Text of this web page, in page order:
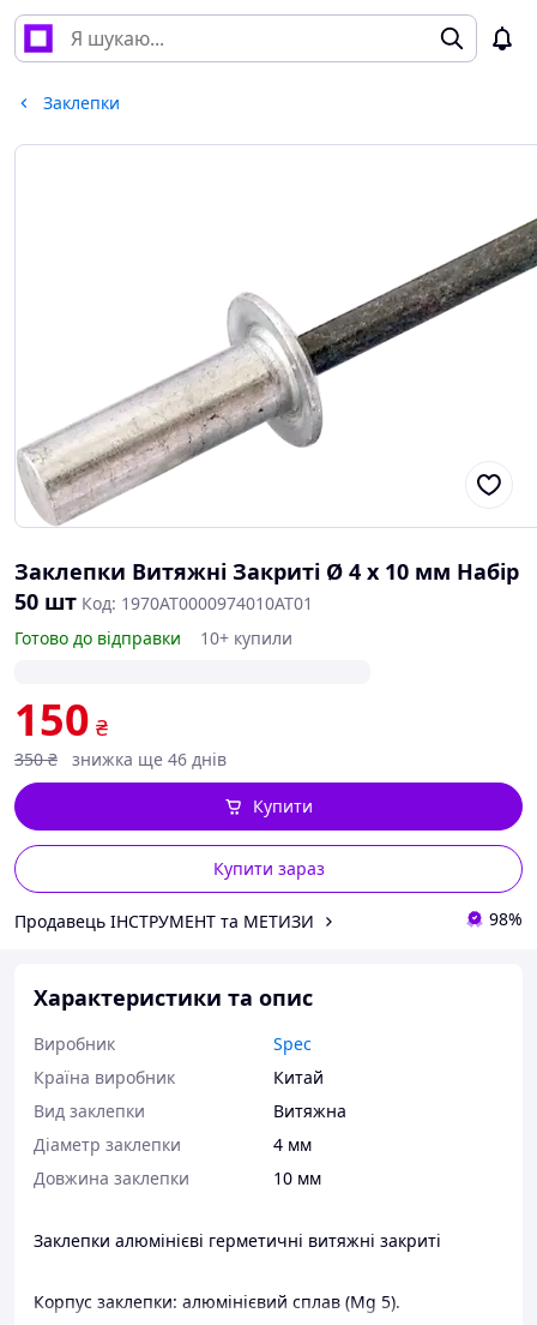
Заклепки
Заклепки Витяжні Закриті Ø 4 х 10 мм Набір
50 шт Код: 1970AT0000974010AT01
Готово до відправки
10+ купили
150 ₴
350 ₴ знижка ще 46 днів
Купити зараз
Купити
Продавець ІНСТРУМЕНТ та МЕТИЗИ 98%
Характеристики та опис
Виробник
Spec
Країна виробник
Китай
Вид заклепки
Витяжна
Діаметр заклепки
4 мм
Довжина заклепки
10 мм
Заклепки алюмінієві герметичні витяжні закриті
Корпус заклепки: алюмінієвий сплав (Mg 5).